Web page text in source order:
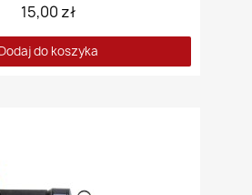
15,00 zł
Dodaj do koszyka